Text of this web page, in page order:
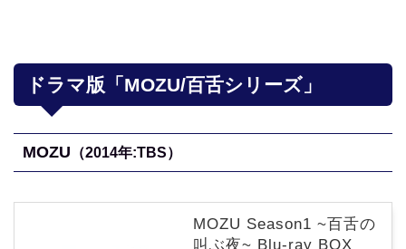
ドラマ版「MOZU/百舌シリーズ」
MOZU （2014年:TBS）
MOZU Season1 ~百舌の
叫ぶ夜~ Blu-ray BOX